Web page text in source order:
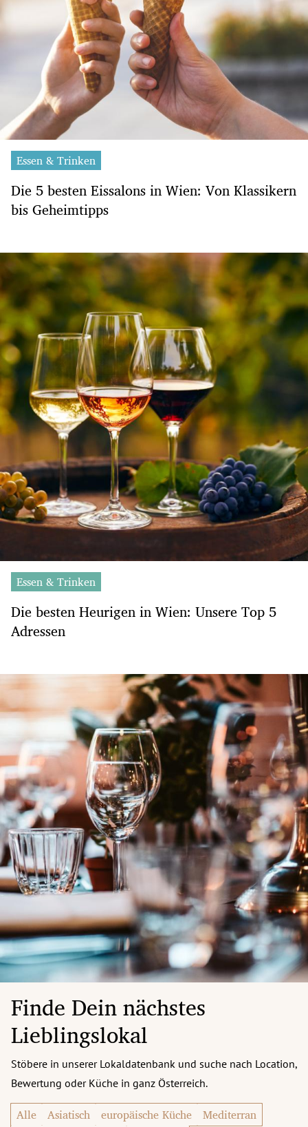
Essen & Trinken
Die 5 besten Eissalons in Wien: Von Klassikern
bis Geheimtipps
Essen & Trinken
Die besten Heurigen in Wien: Unsere Top 5
Adressen
Finde Dein nächstes
Lieblingslokal
Stöbere in unserer Lokaldatenbank und suche nach Location,
Bewertung oder Küche in ganz Österreich.
Alle Asiatisch europäische Küche
Mediterran